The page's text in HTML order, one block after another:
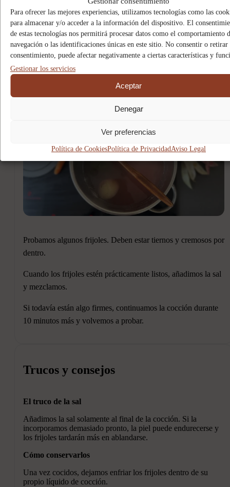
Para ofrecer las mejores experiencias, utilizamos tecnologías como las
para almacenar y/o acceder a la información del dispositivo. El
de estas tecnologías nos permitirá procesar datos como el comportamiento
navegación o las identificaciones únicas en este sitio. No consentir o retirar
consentimiento, puede afectar negativamente a ciertas características y
Gestionar los servicios
Aceptar
Denegar
Ver preferencias
Política de CookiesPolítica de PrivacidadAviso Legal
Llevamos a ebullición y cocinamos a fuego medio durante
45–60 minutos.
No añadimos sal durante esta fase.
Probamos algunos frijoles. Deben estar tiernos y cremosos por
dentro.
Cuando los frijoles estén prácticamente listos, añadimos la sal
y mezclamos.
Si todavía están algo firmes, continuamos la cocción durante
10 minutos más y volvemos a probar.
Trucos y consejos
El truco de la sal
Añadimos la sal solamente al final de la cocción. Si la
incorporamos demasiado pronto, la piel puede endurecerse y
los frijoles tardarán más en ablandarse.
Cómo conservarlos
Una vez cocidos, dejamos enfriar los frijoles dentro de su
propio líquido de cocción.